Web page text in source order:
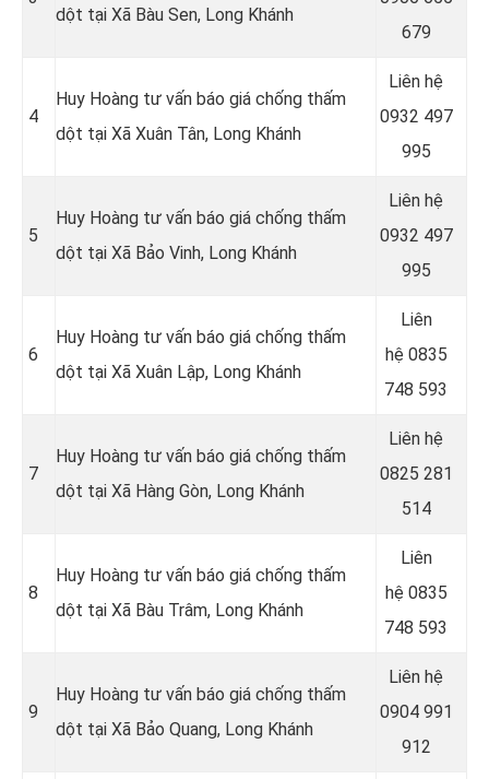
dột tại Xã Bàu Sen, Long Khánh
679
4
Huy Hoàng tư vấn báo giá chống thấm
dột tại Xã Xuân Tân, Long Khánh
Liên hệ
0932 497
995
5
Huy Hoàng tư vấn báo giá chống thấm
dột tại Xã Bảo Vinh, Long Khánh
Liên hệ
0932 497
995
6
Huy Hoàng tư vấn báo giá chống thấm
dột tại Xã Xuân Lập, Long Khánh
Liên
hệ 0835
748 593
7
Huy Hoàng tư vấn báo giá chống thấm
dột tại Xã Hàng Gòn, Long Khánh
Liên hệ
0825 281
514
8
Huy Hoàng tư vấn báo giá chống thấm
dột tại Xã Bàu Trâm, Long Khánh
Liên
hệ 0835
748 593
9
Huy Hoàng tư vấn báo giá chống thấm
dột tại Xã Bảo Quang, Long Khánh
Liên hệ
0904 991
912